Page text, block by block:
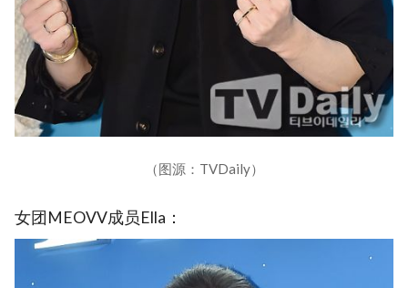
（图源：TVDaily）
女团MEOVV成员Ella：